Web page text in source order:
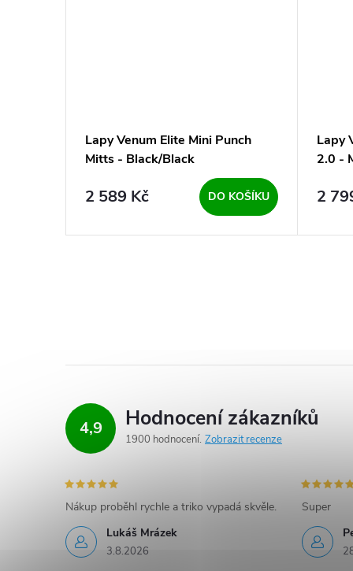
Lapy Venum Elite Mini Punch
Mitts - Black/Black
2 589 Kč DO KOŠÍKU
Lapy
2.0 -
2
4,9 Hodnocení zákazníků
1900 hodnocení Zobrazit recenze
Lukáš Mrázek
3.8.2026
Nákup proběhl rychle a triko vypadá skvěle.
Super